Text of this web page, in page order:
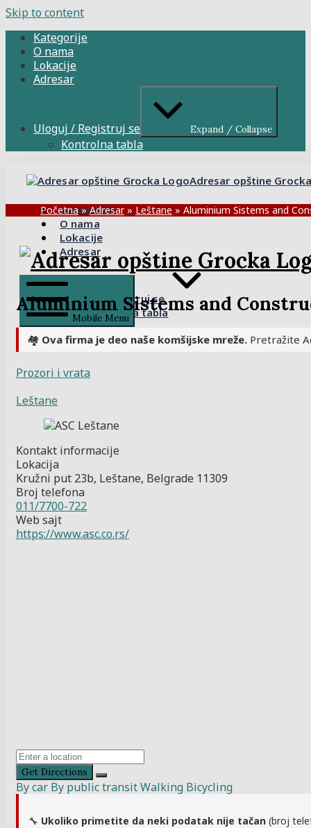
Skip to content
Kategorije
O nama
Lokacije
Adresar
Uloguj / Registruj se Expand / Collapse
Kontrolna tabla
Adresar opštine Grocka
Kategorije
O nama
Lokacije
Adresar
Uloguj / Registruj se
Kontrolna tabla
Početna»Adresar» Leštane » Aluminium Sistems and
Mobile Menu
Aluminium Sistems and
🏘️ Ova firma je deo naše komšijske mreže. Pretražite
Prozori i vrata
Leštane
Kontakt informacije
Lokacija
Kružni put 23b, Leštane, Belgrade 11309
Broj telefona
011/7700-722
Web sajt
https://www.asc.co.rs/
Get Directions
By car By public transitWalking Bicycling
🔧 Ukoliko primetite da neki podatak nije tačan (broj